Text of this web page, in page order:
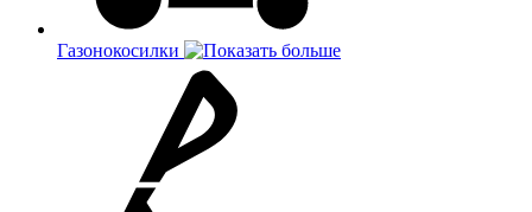
Газонокосилки